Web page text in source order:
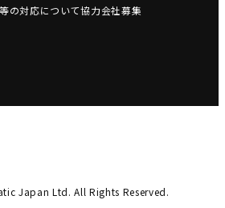
の対応について協力会社募集
Japan Ltd. All Rights Reserved.